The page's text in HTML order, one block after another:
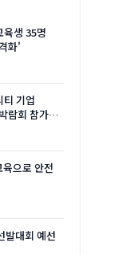
육생 35명
화'
티 기업
람회 참가
으로 안전
발대회 예선